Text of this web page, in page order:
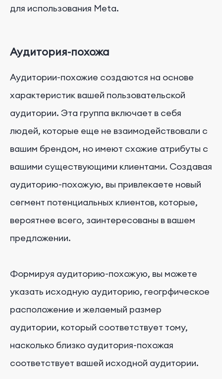
для использования Meta.
Аудитория-похожа
Аудитории-похожие создаются на основе
характеристик вашей пользовательской
аудитории. Эта группа включает в себя
людей, которые еще не взаимодействовали с
вашим брендом, но имеют схожие атрибуты с
вашими существующими клиентами. Создавая
аудиторию-похожую, вы привлекаете новый
сегмент потенциальных клиентов, которые,
вероятнее всего, заинтересованы в вашем
предложении.
Формируя аудиторию-похожую, вы можете
указать исходную аудиторию, геогрфическое
расположение и желаемый размер
аудитории, который соответствует тому,
насколько близко аудитория-похожая
соответствует вашей исходной аудитории.